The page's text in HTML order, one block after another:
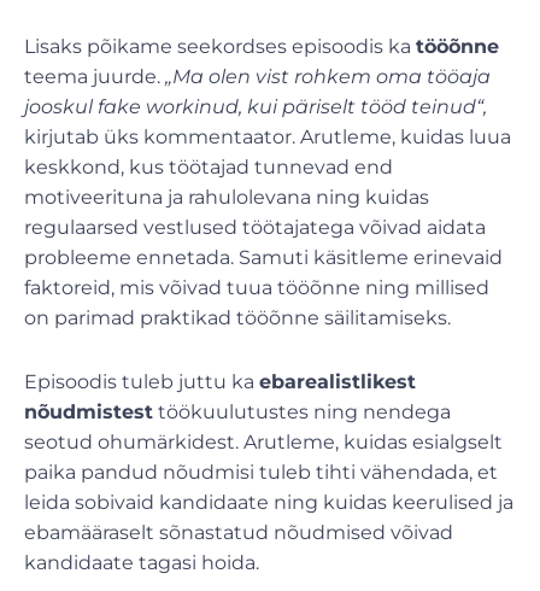
Lisaks põikame seekordses episoodis ka tööõnne
teema juurde. „Ma olen vist rohkem oma tööaja
jooskul fake workinud, kui päriselt tööd teinud“,
kirjutab üks kommentaator. Arutleme, kuidas luua
keskkond, kus töötajad tunnevad end
motiveerituna ja rahulolevana ning kuidas
regulaarsed vestlused töötajatega võivad aidata
probleeme ennetada. Samuti käsitleme erinevaid
faktoreid, mis võivad tuua tööõnne ning millised
on parimad praktikad tööõnne säilitamiseks.
Episoodis tuleb juttu ka ebarealistlikest
nõudmistest töökuulutustes ning nendega
seotud ohumärkidest. Arutleme, kuidas esialgselt
paika pandud nõudmisi tuleb tihti vähendada, et
leida sobivaid kandidaate ning kuidas keerulised ja
ebamääraselt sõnastatud nõudmised võivad
kandidaate tagasi hoida.